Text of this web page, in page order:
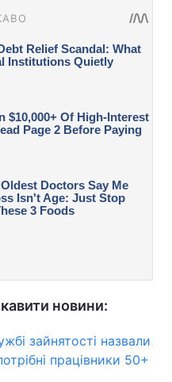
новини:
зайнятості назвали
працівники 50+